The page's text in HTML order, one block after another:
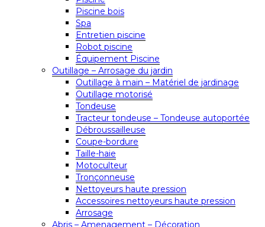
Piscine bois
Spa
Entretien piscine
Robot piscine
Équipement Piscine
Outillage – Arrosage du jardin
Outillage à main – Matériel de jardinage
Outillage motorisé
Tondeuse
Tracteur tondeuse – Tondeuse autoportée
Débroussailleuse
Coupe-bordure
Taille-haie
Motoculteur
Tronçonneuse
Nettoyeurs haute pression
Accessoires nettoyeurs haute pression
Arrosage
Abris – Amenagement – Décoration